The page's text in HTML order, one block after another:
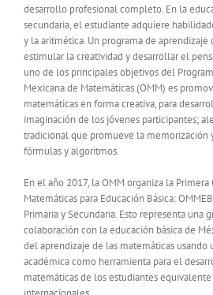
desarrollo profesional completo. En la
secundaria, el estudiante adquiere
y la aritmética. Un programa de aprendizaje
estimular la creatividad y desarrollar el
uno de los principales objetivos del
Mexicana de Matemáticas (OMM) es
matemáticas en forma creativa, para
imaginación de los jóvenes participantes;
tradicional que promueve la memorización
fórmulas y algoritmos.
En el año 2017, la OMM organiza la
Matemáticas para Educación Básica:
Primaria y Secundaria. Esto representa una
colaboración con la educación básica de
del aprendizaje de las matemáticas usando
académica como herramienta para el
matemáticas de los estudiantes equivalente